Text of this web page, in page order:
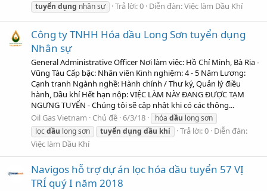
tuyển dụng nhân sự Trả lời: 0 Diễn đàn:Việc làm Dầu Khí
Công ty TNHH Hóa dầu Long Sơn tuyển dụng
Nhân sự
General Administrative Officer Nơi làm việc: Hồ Chí Minh, Bà Rịa -
Vũng Tàu Cấp bậc: Nhân viên Kinh nghiệm: 4 - 5 Năm Lương:
Cạnh tranh Ngành nghề: Hành chính / Thư ký, Quản lý điều
hành, Dầu khí Hết hạn nộp: VIỆC LÀM NÀY ĐANG ĐƯỢC TẠM
NGƯNG TUYỂN - Chúng tôi sẽ cập nhật khi có các thông...
Oil Gas Vietnam
Chủ đề 6/3/18 hóa dầu long sơn
lọcdầu long sơn tuyển dụng dầu khí Trả lời: 0 Diễn đàn:
Việc làm Dầu Khí
Navigos hỗ trợ dự án lọc hóa dầu tuyển 57 VỊ
TRÍ quý I năm 2018